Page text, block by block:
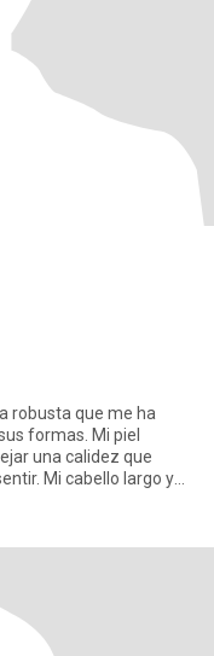
robusta que me ha
formas. Mi piel
una calidez que
Mi cabello largo y